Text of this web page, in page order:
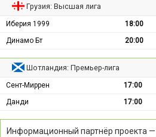
Грузия: Высшая лига
Иберия 1999 18:00
Динамо Бт
20:00
Шотландия: Премьер-лига
Сент-Миррен 17:00
Данди
17:00
Информационный партнёр проекта